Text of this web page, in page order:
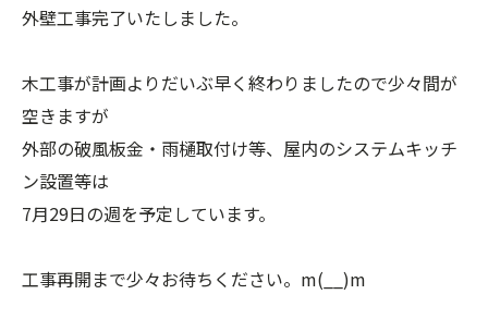
外壁工事完了いたしました。
木工事が計画よりだいぶ早く終わりましたので少々間が
空きますが
外部の破風板金・雨樋取付け等、屋内のシステムキッチ
ン設置等は
7月29日の週を予定しています。
工事再開まで少々お待ちください。m(__)m